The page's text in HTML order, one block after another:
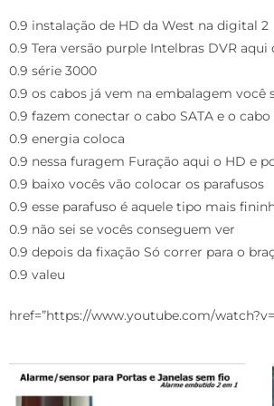
0.9 instalação de HD da West na digital 2
0.9 Tera versão purple Intelbras DVR aqui
0.9 série 3000
0.9 os cabos já vem na embalagem você
0.9 fazem conectar o cabo SATA e o cabo
0.9 energia coloca
0.9 nessa furagem Furação aqui o HD e
0.9 baixo vocês vão colocar os parafusos
0.9 esse parafuso é aquele tipo mais
0.9 não sei se vocês conseguem ver
0.9 depois da fixação Só correr para o
0.9 valeu
href=”https://www.youtube.com/